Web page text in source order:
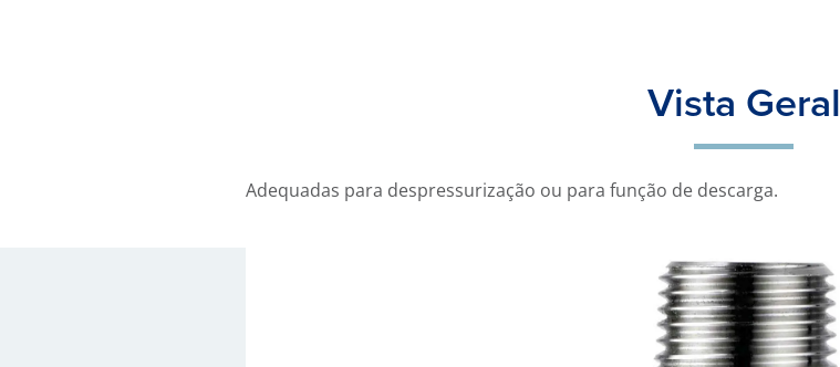
Vista Geral
Adequadas para despressurização ou para função de descarga.